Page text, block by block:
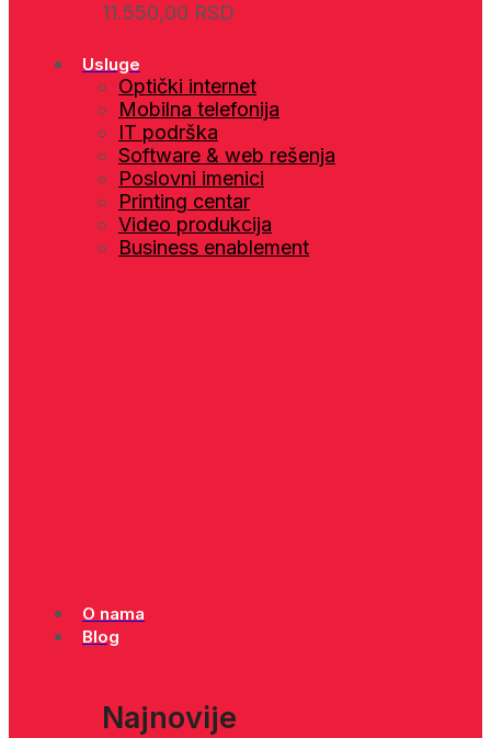
11.550,00 RSD
Usluge
Optički internet
Mobilna telefonija
IT podrška
Software & web rešenja
Poslovni imenici
Printing centar
Video produkcija
Business enablement
O nama
Blog
Najnovije